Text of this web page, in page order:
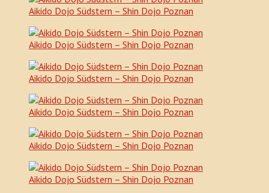
Aikido Dojo Südstern – Shin Dojo Poznan
Aikido Dojo Südstern – Shin Dojo Poznan
Aikido Dojo Südstern – Shin Dojo Poznan
Aikido Dojo Südstern – Shin Dojo Poznan
Aikido Dojo Südstern – Shin Dojo Poznan
Aikido Dojo Südstern – Shin Dojo Poznan